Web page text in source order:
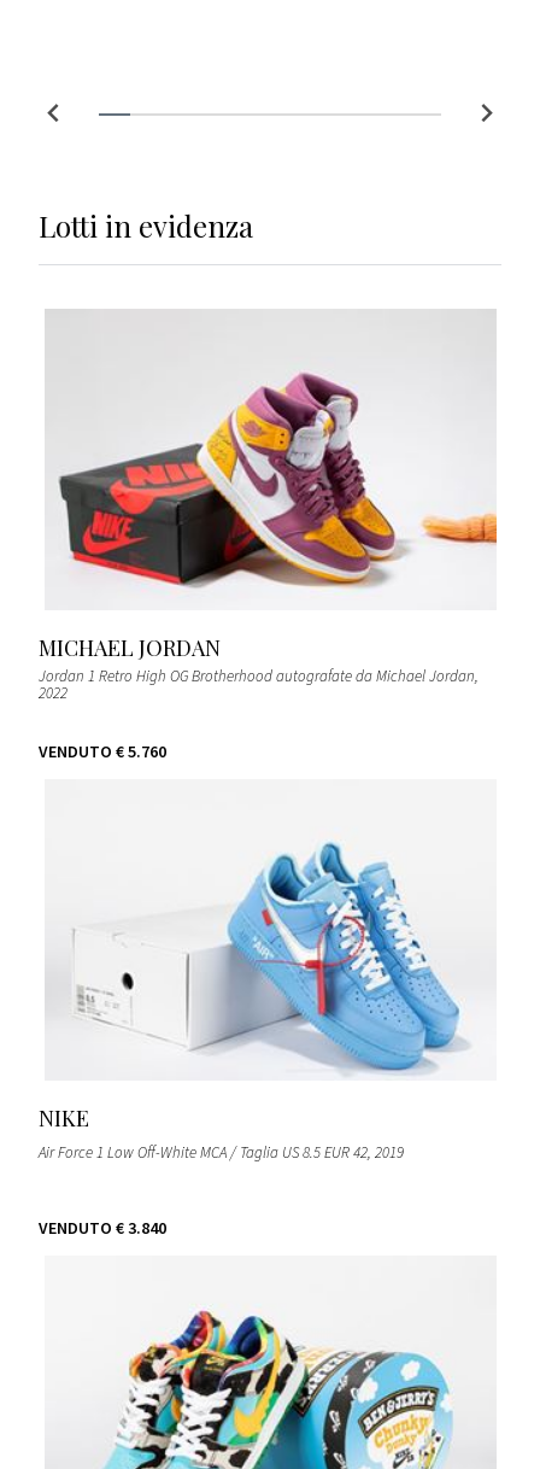
Lotti in evidenza
MICHAEL JORDAN
Jordan 1 Retro High OG Brotherhood autografate da Michael Jordan,
2022
VENDUTO € 5.760
NIKE
Air Force 1 Low Off-White MCA / Taglia US 8.5 EUR 42, 2019
VENDUTO € 3.840